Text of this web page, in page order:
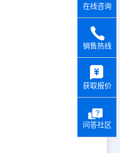
在线咨询
销售热线
获取报价
问答社区